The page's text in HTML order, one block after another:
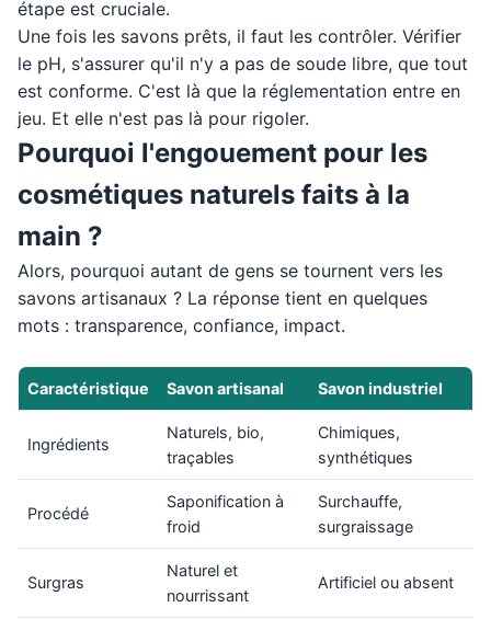
étape est cruciale.
Une fois les savons prêts, il faut les contrôler. Vérifier
le pH, s'assurer qu'il n'y a pas de soude libre, que tout
est conforme. C'est là que la réglementation entre en
jeu. Et elle n'est pas là pour rigoler.
Pourquoi l'engouement pour les
cosmétiques naturels faits à la
main ?
Alors, pourquoi autant de gens se tournent vers les
savons artisanaux ? La réponse tient en quelques
mots : transparence, confiance, impact.
Caractéristique Savon artisanal Savon industriel
Ingrédients
Naturels, bio,
traçables
Chimiques,
synthétiques
Procédé
Saponification à
froid
Surchauffe,
surgraissage
Surgras
Naturel et
nourrissant
Artificiel ou absent